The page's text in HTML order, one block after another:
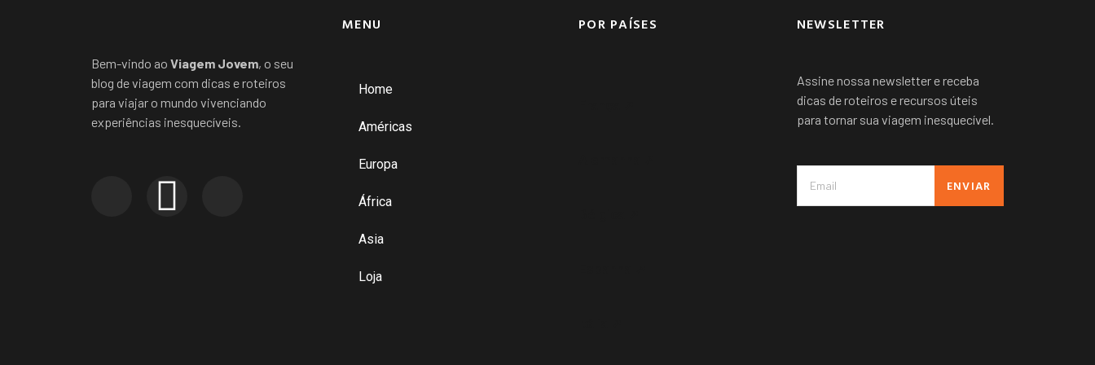
Bem-vindo ao Viagem Jovem, o seu
blog de viagem com dicas e roteiros
para viajar o mundo vivenciando
experiências inesquecíveis.
MENU
Home
Américas
Europa
África
Asia
Loja
POR PAÍSES NEWSLETTER
Assine nossa newsletter e receba
dicas de roteiros e recursos úteis
para tornar sua viagem inesquecível.
ENVIAR